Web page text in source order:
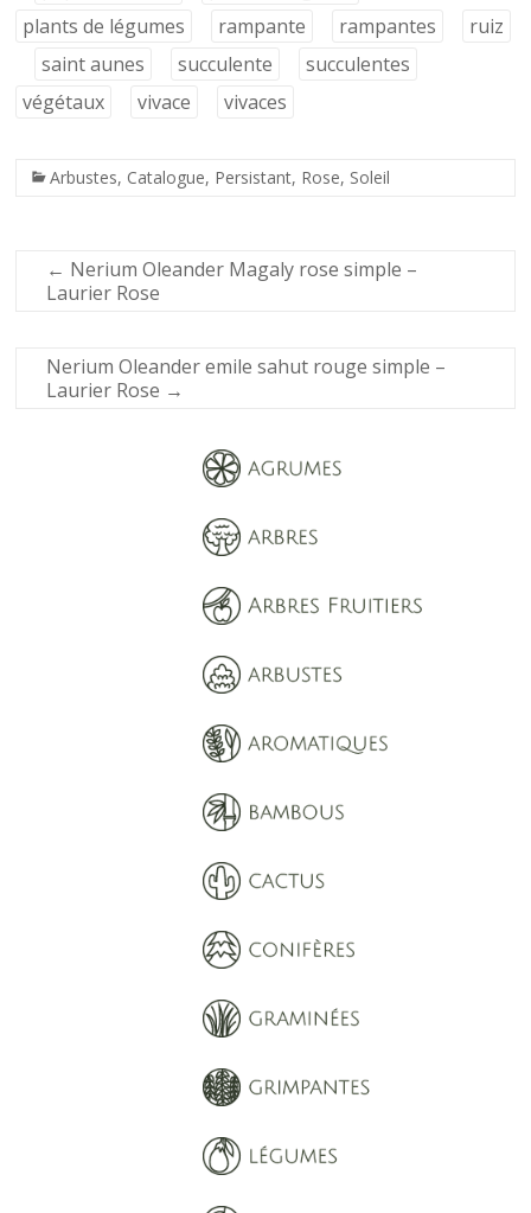
plants de légumes
rampante rampantes
ruiz
saint aunes
succulente
succulentes
végétaux
vivace vivaces
Arbustes, Catalogue, Persistant, Rose, Soleil
← Nerium Oleander Magaly rose simple –
Laurier Rose
Nerium Oleander emile sahut rouge simple –
Laurier Rose →